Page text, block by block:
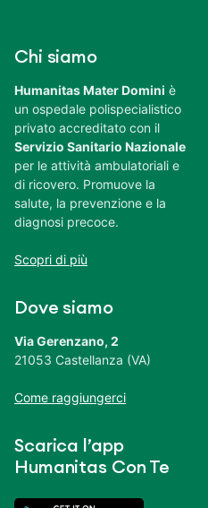
Chi siamo
Humanitas Mater Domini è
un ospedale polispecialistico
privato accreditato con il
Servizio Sanitario Nazionale
per le attività ambulatoriali e
di ricovero. Promuove la
salute, la prevenzione e la
diagnosi precoce.
Scopri di più
Dove siamo
Via Gerenzano, 2
21053 Castellanza (VA)
Come raggiungerci
Scarica l’app
Humanitas Con Te